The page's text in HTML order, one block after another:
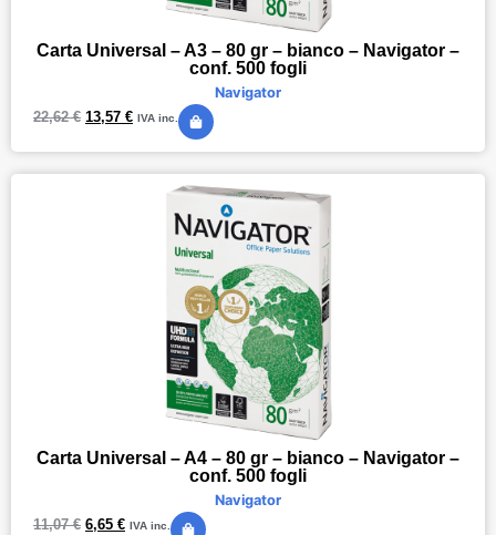
Carta Universal – A3 – 80 gr – bianco – Navigator –
conf. 500 fogli
Navigator
22,62€ 13,57 € IVA inc.
Carta Universal – A4 – 80 gr – bianco – Navigator –
conf. 500 fogli
Navigator
11,07€ 6,65 € IVA inc.